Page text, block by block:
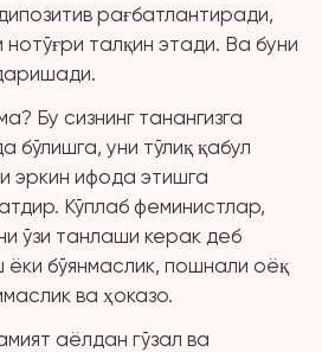
рағбатлантиради,
нотўғри талқин этади. Ва буни
Бу сизнинг танангизга
бўлишга, уни тўлиқ қабул
эркин ифода этишга
Кўплаб феминистлар,
ўзи танлаши керак деб
ёки бўянмаслик, пошнали оёқ
ва ҳоказо.
аёлдан гўзал ва